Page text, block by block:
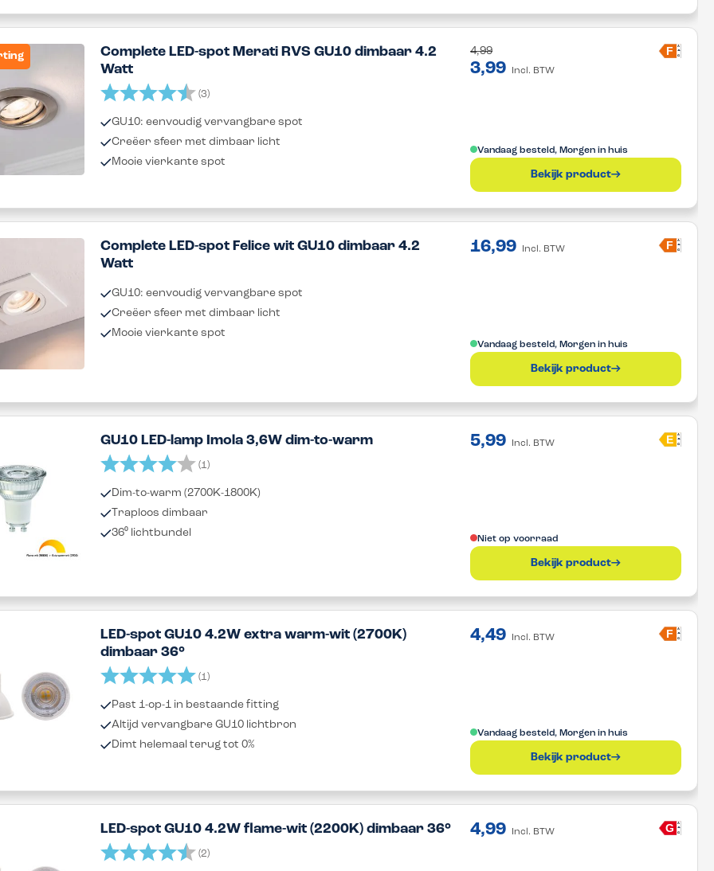
Complete LED-spot Merati RVS GU10 dimbaar 4.2
Watt
Beoordeling: (3)
GU10: eenvoudig vervangbare spot
Creëer sfeer met dimbaar licht
Mooie vierkante spot
4,99
3,99 Incl. BTW
F A
G
Vandaag besteld, Morgen in huis
Bekijk product
Complete LED-spot Felice wit GU10 dimbaar 4.2
Watt
GU10: eenvoudig vervangbare spot
Creëer sfeer met dimbaar licht
Mooie vierkante spot
16,99 Incl. BTW F A
G
Vandaag besteld, Morgen in huis
Bekijk product
GU10 LED-lamp Imola 3,6W dim-to-warm
Beoordeling: (1)
Dim-to-warm (2700K-1800K)
Traploos dimbaar
36⁰ lichtbundel
5,99 Incl. BTW E A
G
Niet op voorraad
Bekijk product
LED-spot GU10 4.2W extra warm-wit (2700K)
dimbaar 36°
Beoordeling: (1)
Past 1-op-1 in bestaande fitting
Altijd vervangbare GU10 lichtbron
Dimt helemaal terug tot 0%
4,49 Incl. BTW F A
G
Vandaag besteld, Morgen in huis
Bekijk product
LED-spot GU10 4.2W flame-wit (2200K) dimbaar 36°
Beoordeling: (2)
4,99 Incl. BTW G A
G